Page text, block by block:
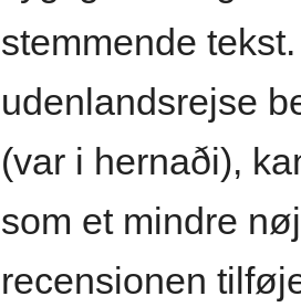
stemmende
udenlandsrejse
(var i hernaði),
som et mindre
recensionen